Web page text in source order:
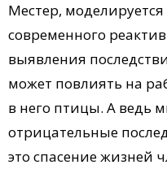
Местер,
современного
выявления
может повлиять на
в него птицы. А ведь
отрицательные
это спасение жизней